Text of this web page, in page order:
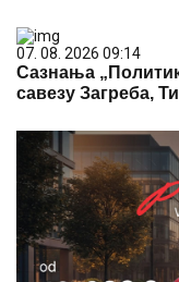
07. 08. 2026 09:14
Сазнања
савезу Загреба,